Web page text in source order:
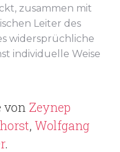
zusammen mit
Leiter des
widersprüchliche
individuelle Weise
von Zeynep
, Wolfgang
.